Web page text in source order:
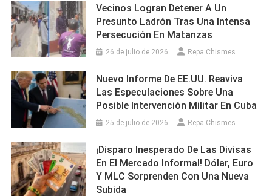
Vecinos Logran Detener A Un
Presunto Ladrón Tras Una Intensa
Persecución En Matanzas
26 de julio de 2026 Repa Chismes
Nuevo Informe De EE.UU. Reaviva
Las Especulaciones Sobre Una
Posible Intervención Militar En Cuba
25 de julio de 2026 Repa Chismes
¡Disparo Inesperado De Las Divisas
En El Mercado Informal! Dólar, Euro
Y MLC Sorprenden Con Una Nueva
Subida